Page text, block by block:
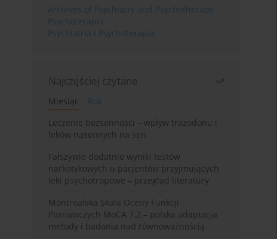
Archives of Psychiatry and Psychotherapy
Psychoterapia
Psychiatria i Psychoterapia
Najczęściej czytane
Miesiąc
Rok
Leczenie bezsenności – wpływ trazodonu i
leków nasennych na sen
Fałszywie dodatnie wyniki testów
narkotykowych u pacjentów przyjmujących
leki psychotropowe – przegląd literatury
Montrealska Skala Oceny Funkcji
Poznawczych MoCA 7.2.– polska adaptacja
metody i badania nad równoważnością